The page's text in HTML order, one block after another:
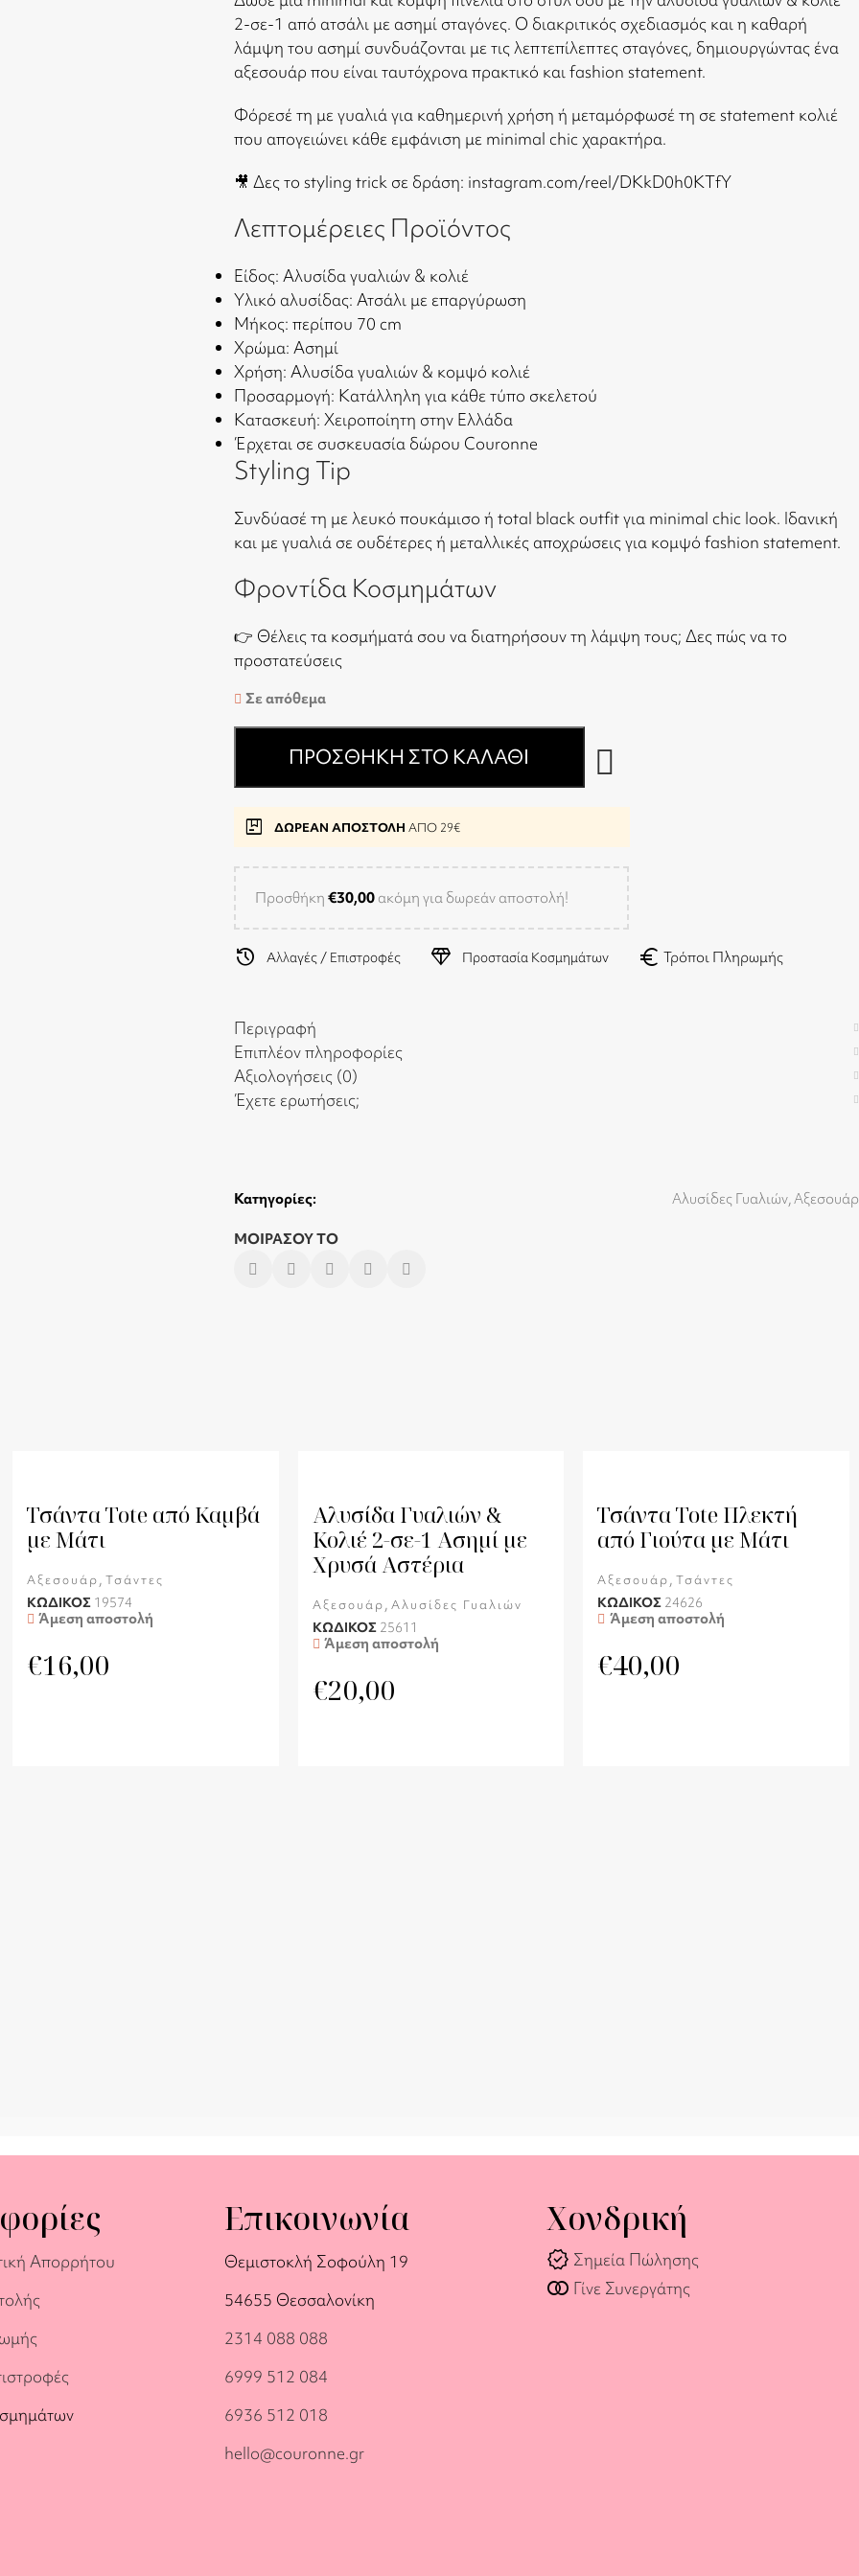
2-σε-1 από ατσάλι με ασημί σταγόνες. Ο διακριτικός σχεδιασμός και η καθαρή
λάμψη του ασημί συνδυάζονται με τις λεπτεπίλεπτες σταγόνες, δημιουργώντας ένα
αξεσουάρ που είναι ταυτόχρονα πρακτικό και fashion statement.
Φόρεσέ τη με γυαλιά για καθημερινή χρήση ή μεταμόρφωσέ τη σε statement κολιέ
που απογειώνει κάθε εμφάνιση με minimal chic χαρακτήρα.
🎥 Δες το styling trick σε δράση: instagram.com/reel/DKkD0h0KTfY
Λεπτομέρειες Προϊόντος
Είδος: Αλυσίδα γυαλιών & κολιέ
Υλικό αλυσίδας: Ατσάλι με επαργύρωση
Μήκος: περίπου 70 cm
Χρώμα: Ασημί
Χρήση: Αλυσίδα γυαλιών & κομψό κολιέ
Προσαρμογή: Κατάλληλη για κάθε τύπο σκελετού
Κατασκευή: Χειροποίητη στην Ελλάδα
Έρχεται σε συσκευασία δώρου Couronne
Styling Tip
Συνδύασέ τη με λευκό πουκάμισο ή total black outfit για minimal chic look. Ιδανική
και με γυαλιά σε ουδέτερες ή μεταλλικές αποχρώσεις για κομψό fashion statement.
Φροντίδα Κοσμημάτων
👉 Θέλεις τα κοσμήματά σου να διατηρήσουν τη λάμψη τους; Δες πώς να το
προστατεύσεις
Σε απόθεμα
ΠΡΟΣΘΉΚΗ ΣΤΟ ΚΑΛΆΘΙ
package ΔΩΡΕΑΝ ΑΠΟΣΤΟΛΗ ΑΠΟ 29€
Προσθήκη €30,00 ακόμη για δωρεάν αποστολή!
history Αλλαγές / Επιστροφές diamond Προστασία Κοσμημάτων euro Τρόποι Πληρωμής
Περιγραφή
Επιπλέον πληροφορίες
Αξιολογήσεις (0)
Έχετε ερωτήσεις;
Κατηγορίες: Αλυσίδες Γυαλιών,Αξεσουάρ
ΜΟΙΡΑΣΟΥ ΤΟ
Τσάντα Tote από Καμβά
με Μάτι
Αξεσουάρ, Τσάντες
ΚΩΔΙΚΟΣ 19574
Άμεση αποστολή
€16,00
Αλυσίδα Γυαλιών &
Κολιέ 2-σε-1 Ασημί με
Χρυσά Αστέρια
Αξεσουάρ, Αλυσίδες Γυαλιών
ΚΩΔΙΚΟΣ 25611
Άμεση αποστολή
€20,00
Τσάντα Tote Πλεκτή
από Γιούτα με Μάτι
Αξεσουάρ, Τσάντες
ΚΩΔΙΚΟΣ 24626
Άμεση αποστολή
€40,00
Απορρήτου
Επικοινωνία
Θεμιστοκλή Σοφούλη 19
54655 Θεσσαλονίκη
2314 088 088
6999 512 084
6936 512 018
hello@couronne.gr
Χονδρική
verified Σημεία Πώλησης
join_full Γίνε Συνεργάτης